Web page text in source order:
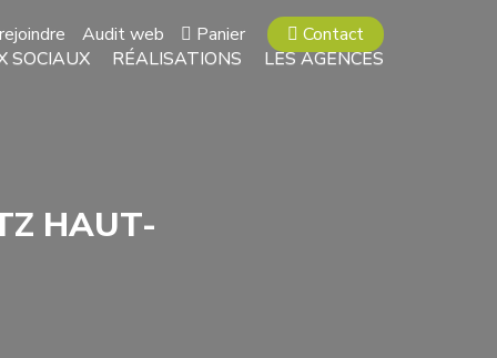
Contact
Audit web
Panier
SOCIAUX
RÉALISATIONS LES AGENCES
HAUT-